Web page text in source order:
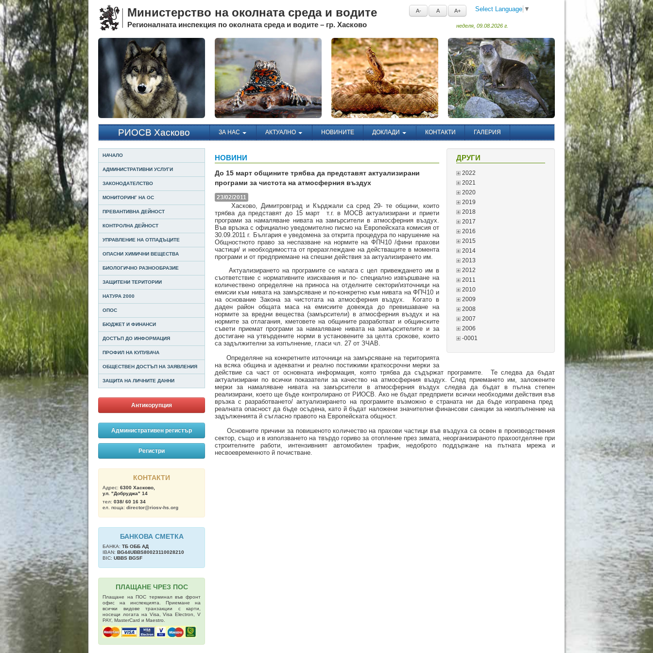
Министерство на околната среда и водите
Регионалната инспекция по околната среда и водите – гр. Хасково
Select Language ▼
A- A A+
неделя, 09.08.2026 г.
РИОСВ Хасково ЗА НАС АКТУАЛНО НОВИНИТЕ ДОКЛАДИ КОНТАКТИ ГАЛЕРИЯ
НАЧАЛО
АДМИНИСТРАТИВНИ УСЛУГИ
ЗАКОНОДАТЕЛСТВО
МОНИТОРИНГ НА ОС
ПРЕВАНТИВНА ДЕЙНОСТ
КОНТРОЛНА ДЕЙНОСТ
УПРАВЛЕНИЕ НА ОТПАДЪЦИТЕ
ОПАСНИ ХИМИЧНИ ВЕЩЕСТВА
БИОЛОГИЧНО РАЗНООБРАЗИЕ
ЗАЩИТЕНИ ТЕРИТОРИИ
НАТУРА 2000
ОПОС
БЮДЖЕТ И ФИНАНСИ
ДОСТЪП ДО ИНФОРМАЦИЯ
ПРОФИЛ НА КУПУВАЧА
ОБЩЕСТВЕН ДОСТЪП НА ЗАЯВЛЕНИЯ
ЗАЩИТА НА ЛИЧНИТЕ ДАННИ
Антикорупция
Административен регистър
Регистри
КОНТАКТИ
Адрес: 6300 Хасково,
ул. "Добруджа" 14
тел: 038/ 60 16 34
ел. поща: director@riosv-hs.org
БАНКОВА СМЕТКА
БАНКА: ТБ OББ АД
IBAN: BG44UBBS80023110028210
BIC: UBBS BGSF
ПЛАЩАНЕ ЧРЕЗ ПОС
Плащане на ПОС терминал във фронт
офис на инспекцията. Приемане на
всички видове транзакции с карти,
носещи логата на Visa, Visa Electron, V
PAY, MasterCard и Maestro.
НОВИНИ ДРУГИ
2022
2021
2020
2019
2018
2017
2016
2015
2014
2013
2012
2011
2010
2009
2008
2007
2006
-0001
До 15 март общините трябва да представят актуализирани
програми за чистота на атмосферния въздух
23/02/2011
Хасково, Димитровград и Кърджали са сред 29- те общини, които
трябва да представят до 15 март
т.г. в МОСВ актуализирани и приети
програми за намаляване нивата на замърсители в атмосферния въздух.
Във връзка с официално уведомително писмо на Европейската комисия от
30.09.2011 г. България е уведомена за открита процедура по нарушение на
Общностното право за неспазване на нормите на ФПЧ10 /фини прахови
частици/ и необходимостта от преразглеждане на действащите в момента
програми и от предприемане на спешни действия за актуализирането им.
Актуализирането на програмите се налага с цел привеждането им в
съответствие с нормативните изисквания и по- специално извършване на
количествено определяне на приноса на отделните сектори/източници на
емисии към нивата на замърсяване и по-конкретно към нивата на ФПЧ10 и
на основание Закона за чистотата на атмосферния въздух.
Когато в
даден район общата маса на емисиите довежда до превишаване на
нормите за вредни вещества (замърсители) в атмосферния въздух и на
нормите за отлагания, кметовете на общините разработват и общинските
съвети приемат програми за намаляване нивата на замърсителите и за
достигане на утвърдените норми в установените за целта срокове, които
са задължителни за изпълнение, гласи чл. 27 от ЗЧАВ.
Определяне на конкретните източници на замърсяване на територията
на всяка община и адекватни и реално постижими краткосрочни мерки за
действие са част от основната информация, която трябва да съдържат програмите.
Те следва да бъдат
актуализирани по всички показатели за качество на атмосферния въздух. След приемането им, заложените
мерки за намаляване нивата на замърсители в атмосферния въздух следва да бъдат в пълна степен
реализирани, което ще бъде контролирано от РИОСВ.
Ако не бъдат предприети всички необходими действия във
връзка с разработването/ актуализирането на програмите възможно е страната ни да бъде изправена пред
реалната опасност да бъде осъдена, като й бъдат наложени значителни финансови санкции за неизпълнение на
задълженията й съгласно правото на Европейската общност.
Основните причини за повишеното количество на прахови частици във въздуха са освен в производствения
сектор, също и в използването на твърдо гориво за отопление през зимата, неорганизираното прахоотделяне при
строителните работи, интензивният автомобилен трафик, недоброто поддържане на пътната мрежа и
несвоевременното й почистване.